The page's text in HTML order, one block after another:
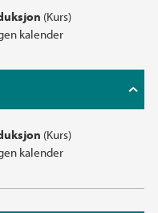
(Kurs)
kalender
(Kurs)
kalender